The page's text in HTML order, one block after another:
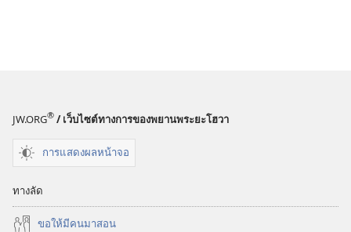
JW.ORG® / เว็บไซต์ทางการของพยานพระยะโฮวา
การแสดงผลหน้าจอ
ทางลัด
ขอ​ให้​มี​คน​มา​สอน